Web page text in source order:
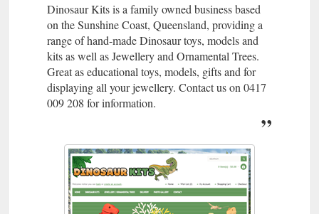
Dinosaur Kits is a family owned business based
on the Sunshine Coast, Queensland, providing a
range of hand-made Dinosaur toys, models and
kits as well as Jewellery and Ornamental Trees.
Great as educational toys, models, gifts and for
displaying all your jewellery. Contact us on 0417
009 208 for information.